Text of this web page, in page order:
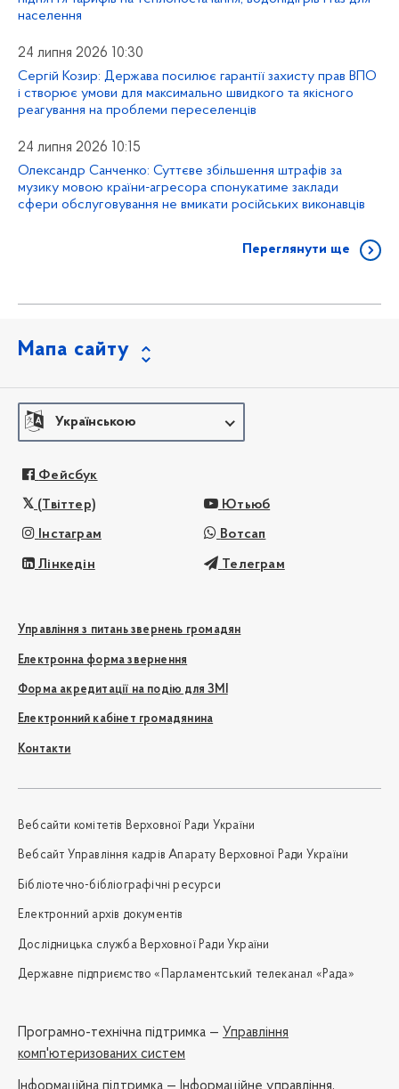
населення
24 липня 2026 10:30
Сергій Козир: Держава посилює гарантії захисту прав ВПО
і створює умови для максимально швидкого та якісного
реагування на проблеми переселенців
24 липня 2026 10:15
Олександр Санченко: Суттєве збільшення штрафів за
музику мовою країни-агресора спонукатиме заклади
сфери обслуговування не вмикати російських виконавців
Переглянути ще
Мапа сайту
Українською
Фейсбук
(Твіттер) Ютьюб
Інстаграм Вотсап
Лінкедін Телеграм
Управління з питань звернень громадян
Електронна форма звернення
Форма акредитації на подію для ЗМІ
Електронний кабінет громадянина
Контакти
Вебсайти комітетів Верховної Ради України
Вебсайт Управління кадрів Апарату Верховної Ради України
Бібліотечно-бібліографічні ресурси
Електронний архів документів
Дослідницька служба Верховної Ради України
Державне підприємство «Парламентський телеканал «Рада»
Програмно-технічна підтримка — Управління
комп'ютеризованих систем